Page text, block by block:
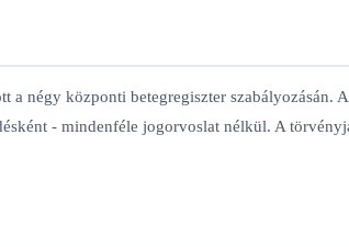
a négy központi betegregiszter
- mindenféle jogorvoslat nélkül. A